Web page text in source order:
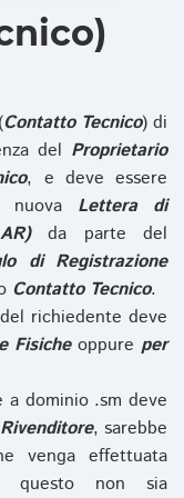
Contatto Tecnico) di
del Proprietario
, e deve essere
nuova Lettera di
da parte del
di Registrazione
Contatto Tecnico.
richiedente deve
Fisicheoppure per
dominio .sm deve
Rivenditore, sarebbe
venga effettuata
questo non sia